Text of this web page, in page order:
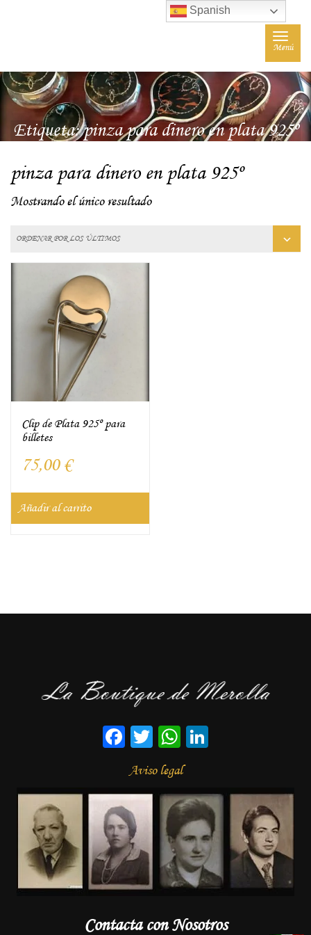
Toggle
Menú
Etiqueta:pinza para dinero en plata 925º
pinza para dinero en plata 925º
Mostrando el único resultado
Clip de Plata 925º para
billetes
75,00 €
Añadir al carrito
Facebook
TwitterWhatsApp
Aviso legal
Contacta con Nosotros
Spanish